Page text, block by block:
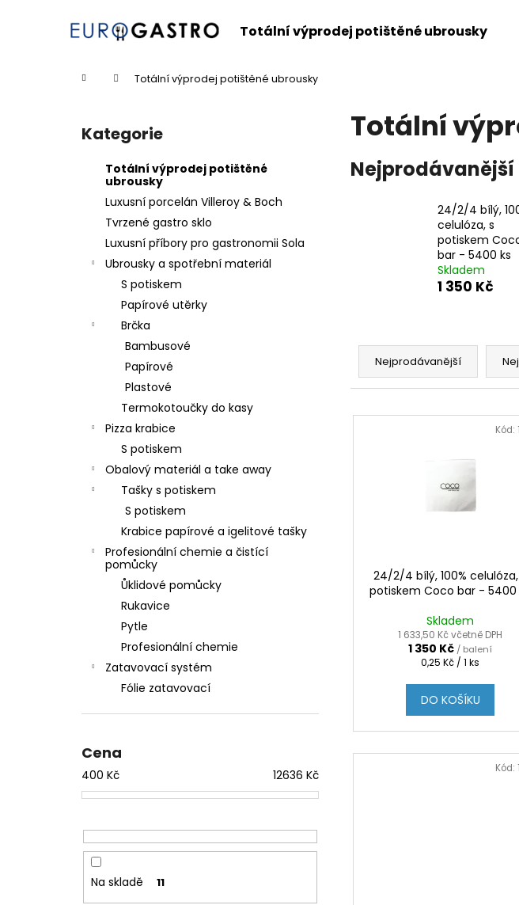
Totální výprodej potištěné ubrousky
Domů Totální výprodej potištěné ubrousky
Přeskočit
kategorie
Kategorie
Totální výprodej potištěné
ubrousky
Luxusní porcelán Villeroy & Boch
Tvrzené gastro sklo
Luxusní příbory pro gastronomii Sola
Ubrousky a spotřební materiál
S potiskem
Papírové utěrky
Brčka
Bambusové
Papírové
Plastové
Termokotoučky do kasy
Pizza krabice
S potiskem
Obalový materiál a take away
Tašky s potiskem
S potiskem
Krabice papírové a igelitové tašky
Profesionální chemie a čistící
pomůcky
Ůklidové pomůcky
Rukavice
Pytle
Profesionální chemie
Zatavovací systém
Fólie zatavovací
Cena
400 Kč 12636 Kč
Na skladě 11
Totální
Nejprodávanější
24/2/4 bílý,
celulóza, s
potiskem
bar - 5400 ks
Skladem
1 350 Kč
Ř
z
Nejprodávanější
V
24/2/4 bílý, 100%
potiskem Coco bar - 5400
Skladem
1 633,50 Kč včetně DPH
1 350 Kč / balení
Měrná
0,25 Kč / 1 ks
DO KOŠÍKU
Kód:
Kód:
Zpět
Zpět